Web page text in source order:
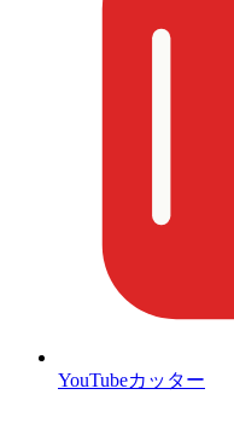
YouTubeカッター